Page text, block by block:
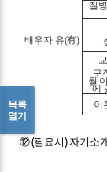
배우자 유(有)
질
구
월
에
이
⑫(필요시)자기소
목록
열기